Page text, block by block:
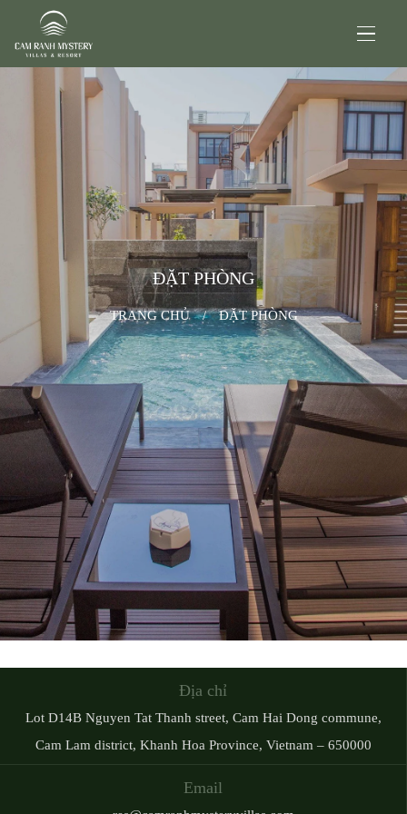
ĐẶT PHÒNG
TRANG CHỦ / ĐẶT PHÒNG
Địa chỉ
Lot D14B Nguyen Tat Thanh street, Cam Hai Dong commune,
Cam Lam district, Khanh Hoa Province, Vietnam – 650000
Email